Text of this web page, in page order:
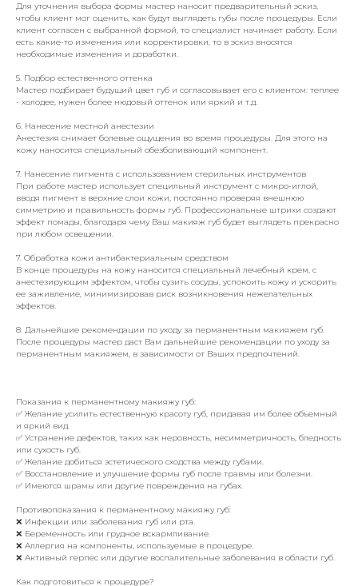
Для уточнения выбора формы мастер наносит предварительный эскиз,
чтобы клиент мог оценить, как будут выглядеть губы после процедуры. Если
клиент согласен с выбранной формой, то специалист начинает работу. Если
есть какие-то изменения или корректировки, то в эскиз вносятся
необходимые изменения и доработки.
5. Подбор естественного оттенка
Мастер подбирает будущий цвет губ и согласовывает его с клиентом: теплее
- холодее, нужен более нюдовый оттенок или яркий и т.д.
6. Нанесение местной анестезии
Анестезия снимает болевые ощущения во время процедуры. Для этого на
кожу наносится специальный обезболивающий компонент.
7. Нанесение пигмента с использованием стерильных инструментов
При работе мастер использует специльный инструмент с микро-иглой,
вводя пигмент в верхние слои кожи, постоянно проверяя внешнюю
симметрию и правильность формы губ. Профессиональные штрихи создают
эффект помады, благодаря чему Ваш макияж губ будет выглядеть прекрасно
при любом освещении.
7. Обработка кожи антибактериальным средством
В конце процедуры на кожу наносится специальный лечебный крем, с
анестезирующим эффектом, чтобы сузить сосуды, успокоить кожу и ускорить
ее заживление, минимизировав риск возникновения нежелательных
эффектов.
8. Дальнейшие рекомендации по уходу за перманентным макияжем губ.
После процедуры мастер даст Вам дальнейшие рекомендации по уходу за
перманентным макияжем, в зависимости от Ваших предпочтений.
Показания к перманентному макияжу губ:
✅ Желание усилить естественную красоту губ, придавая им более объемный
и яркий вид.
✅ Устранение дефектов, таких как неровность, несимметричность, бледность
или сухость губ.
✅ Желание добиться эстетического сходства между губами.
✅ Восстановление и улучшение формы губ после травмы или болезни.
✅ Имеются шрамы или другие повреждения на губах.
Противопоказания к перманентному макияжу губ:
❌ Инфекции или заболевания губ или рта.
❌ Беременность или грудное вскармливание.
❌ Аллергия на компоненты, используемые в процедуре.
❌ Активный герпес или другие воспалительные заболевания в области губ.
Как подготовиться к процедуре?